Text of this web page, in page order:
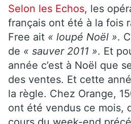
Selon les Echos, les
français ont été à la fois
Free ait « loupé Noël ».
de « sauver 2011 ». Et
année c’est à Noël que
des ventes. Et cette
la règle. Chez Orange,
ont été vendus ce mois,